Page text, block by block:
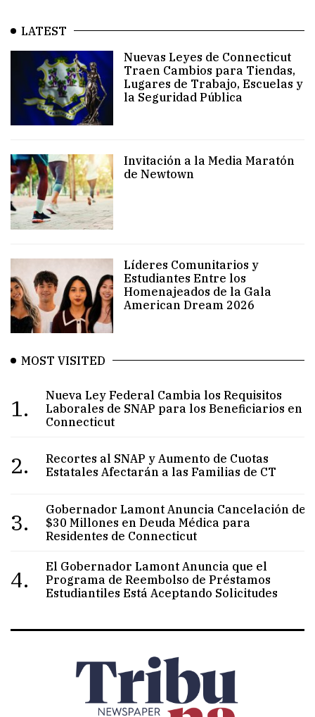
LATEST
Nuevas Leyes de Connecticut
Traen Cambios para Tiendas,
Lugares de Trabajo, Escuelas y
la Seguridad Pública
Invitación a la Media Maratón
de Newtown
Líderes Comunitarios y
Estudiantes Entre los
Homenajeados de la Gala
American Dream 2026
MOST VISITED
1.
Nueva Ley Federal Cambia los Requisitos
Laborales de SNAP para los Beneficiarios en
Connecticut
2.
Recortes al SNAP y Aumento de Cuotas
Estatales Afectarán a las Familias de CT
3.
Gobernador Lamont Anuncia Cancelación de
$30 Millones en Deuda Médica para
Residentes de Connecticut
4.
El Gobernador Lamont Anuncia que el
Programa de Reembolso de Préstamos
Estudiantiles Está Aceptando Solicitudes